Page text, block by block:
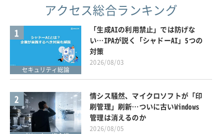
アクセス総合ランキング
1
セキュリティ総論
「生成AIの利用禁止」では防げな
い…IPAが説く「シャドーAI」5つの
対策
2026/08/03
2
情シス騒然、マイクロソフトが「印
刷管理」刷新…ついに古いWindows
管理は消えるのか
2026/08/05